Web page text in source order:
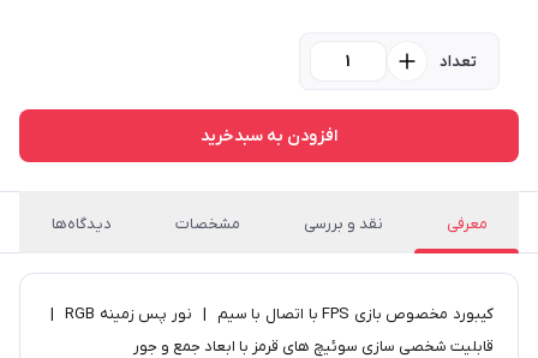
تعداد
افزودن به سبدخرید
معرفی نقد و بررسی مشخصات دیدگاه‌ها
​کیبورد مخصوص بازی FPS با اتصال با سیم | نور پس زمینه RGB |
قابلیت شخصی سازی سوئیچ های قرمز با ابعاد جمع و جور​